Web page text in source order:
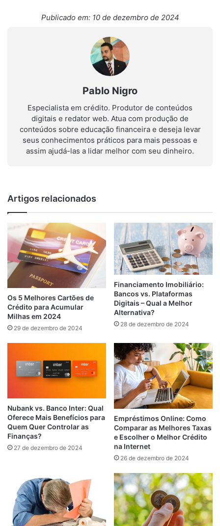
Publicado em: 10 de dezembro de 2024
Pablo Nigro
Especialista em crédito. Produtor de conteúdos
digitais e redator web. Atua com produção de
conteúdos sobre educação financeira e deseja levar
seus conhecimentos práticos para mais pessoas e
assim ajudá-las a lidar melhor com seu dinheiro.
Artigos relacionados
Os 5 Melhores Cartões de
Crédito para Acumular
Milhas em 2024
29 de dezembro de 2024
Financiamento Imobiliário:
Bancos vs. Plataformas
Digitais – Qual a Melhor
Alternativa?
28 de dezembro de 2024
Nubank vs. Banco Inter: Qual
Oferece Mais Benefícios para
Quem Quer Controlar as
Finanças?
27 de dezembro de 2024
Empréstimos Online: Como
Comparar as Melhores Taxas
e Escolher o Melhor Crédito
na Internet
26 de dezembro de 2024